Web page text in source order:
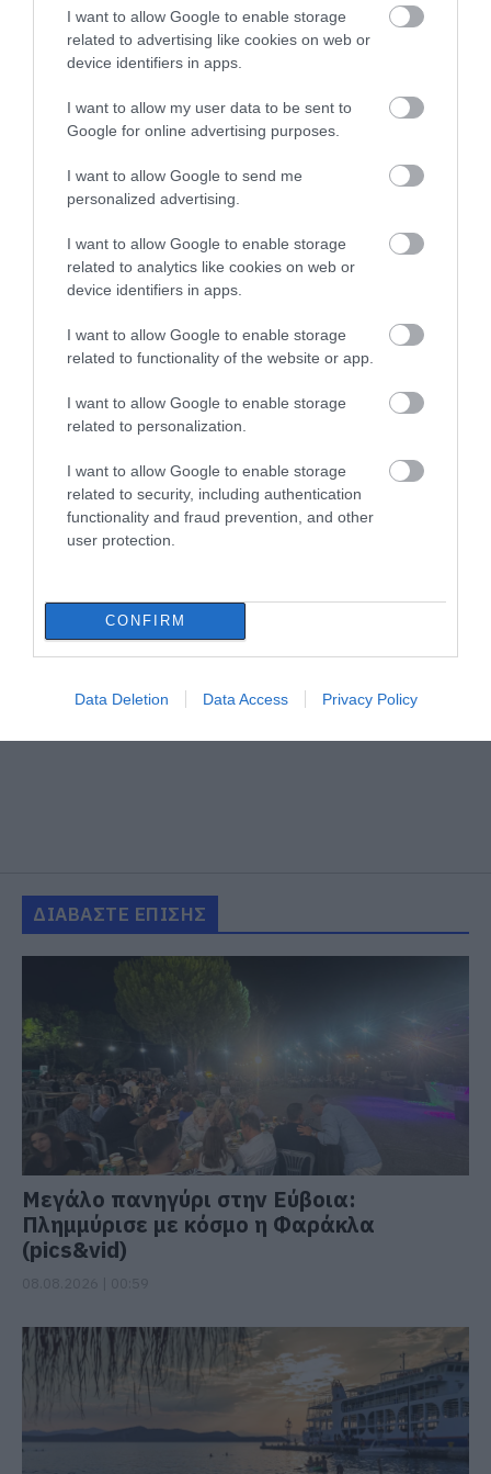
I want to allow Google to enable storage
related to advertising like cookies on web or
device identifiers in apps.
I want to allow my user data to be sent to
Google for online advertising purposes.
I want to allow Google to send me
personalized advertising.
I want to allow Google to enable storage
related to analytics like cookies on web or
device identifiers in apps.
I want to allow Google to enable storage
related to functionality of the website or app.
I want to allow Google to enable storage
related to personalization.
I want to allow Google to enable storage
related to security, including authentication
functionality and fraud prevention, and other
user protection.
CONFIRM
Data Deletion Data Access Privacy Policy
ΔΙΑΒΑΣΤΕ ΕΠΙΣΗΣ
Μεγάλο πανηγύρι στην Εύβοια:
Πλημμύρισε με κόσμο η Φαράκλα
(pics&vid)